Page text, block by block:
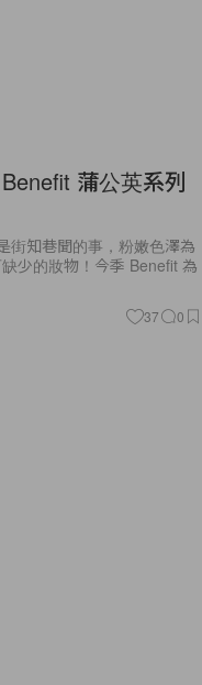
蒲公英系列
街知巷聞的事，粉嫩色澤為
少的妝物！今季 Benefit 為
37 0